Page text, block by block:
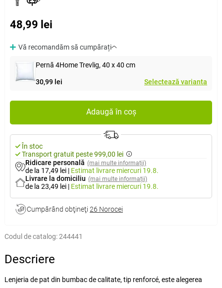
48,99 lei
Vă recomandăm să cumpărați
Pernă 4Home Trevlig, 40 x 40 cm
30,99 lei Selectează varianta
Adaugă în coș
În stoc
Transport gratuit peste 999,00 lei
Ridicare personală (mai multe informații)
de la 17,49 lei | Estimat livrare miercuri 19.8.
Livrare la domiciliu (mai multe informații)
de la 23,49 lei | Estimat livrare miercuri 19.8.
Cumpărând obţineţi 26 Norocei
Codul de catalog:244441
Descriere
Lenjeria de pat din bumbac de calitate, tip renforcé, este alegerea